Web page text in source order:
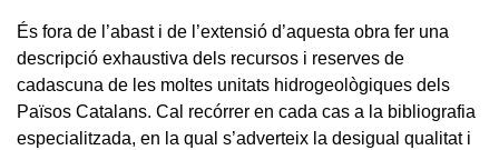
És fora de l’abast i de l’extensió d’aquesta obra fer una
descripció exhaustiva dels recursos i reserves de
cadascuna de les moltes unitats hidrogeològiques dels
Països Catalans. Cal recórrer en cada cas a la bibliografia
especialitzada, en la qual s’adverteix la desigual qualitat i